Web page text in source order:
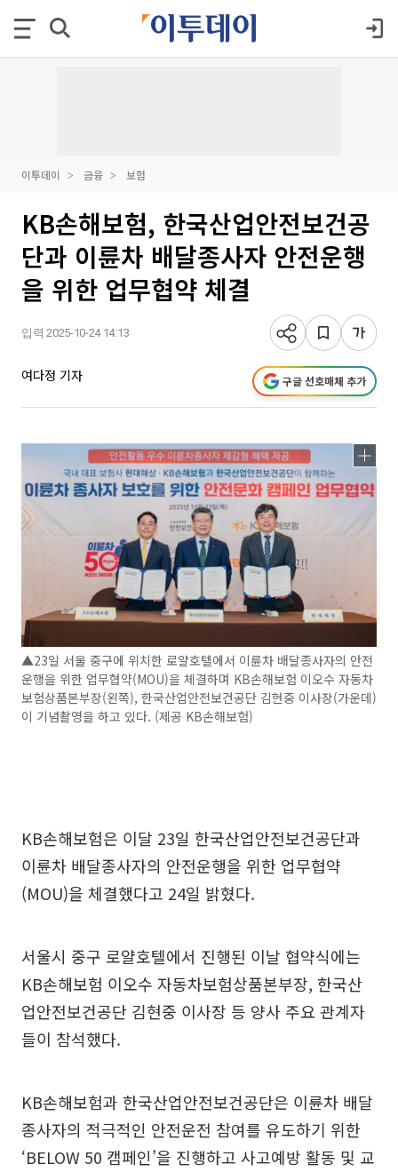
이투데이 금융 보험
KB손해보험, 한국산업안전보건공
단과 이륜차 배달종사자 안전운행
을 위한 업무협약 체결
입력 2025-10-24 14:13
여다정 기자 구글 선호매체 추가
▲23일 서울 중구에 위치한 로얄호텔에서 이륜차 배달종사자의 안전
운행을 위한 업무협약(MOU)을 체결하며 KB손해보험 이오수 자동차
보험상품본부장(왼쪽), 한국산업안전보건공단 김현중 이사장(가운데)
이 기념촬영을 하고 있다. (제공 KB손해보험)
KB손해보험은 이달 23일 한국산업안전보건공단과
이륜차 배달종사자의 안전운행을 위한 업무협약
(MOU)을 체결했다고 24일 밝혔다.
서울시 중구 로얄호텔에서 진행된 이날 협약식에는
KB손해보험 이오수 자동차보험상품본부장, 한국산
업안전보건공단 김현중 이사장 등 양사 주요 관계자
들이 참석했다.
KB손해보험과 한국산업안전보건공단은 이륜차 배달
종사자의 적극적인 안전운전 참여를 유도하기 위한
‘BELOW 50 캠페인’을 진행하고 사고예방 활동 및 교